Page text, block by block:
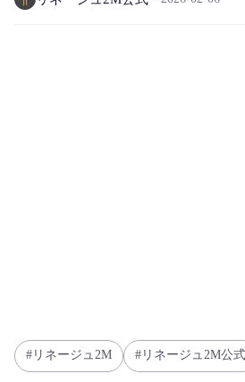
リネージュ2M リネージュ2M公式